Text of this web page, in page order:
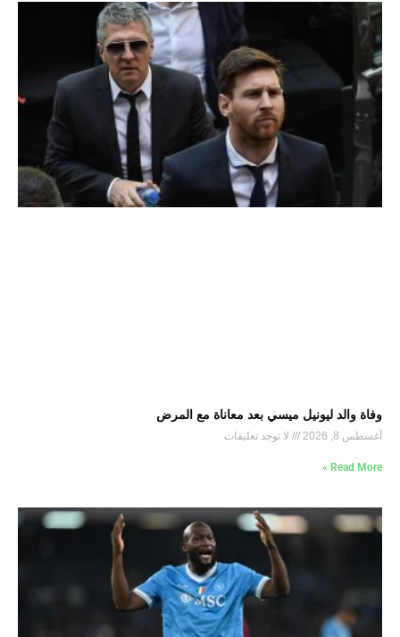
وفاة والد ليونيل ميسي بعد معاناة مع المرض
أغسطس 8, 2026 لا توجد تعليقات
Read More »